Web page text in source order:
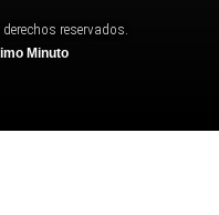
reservados.
Minuto